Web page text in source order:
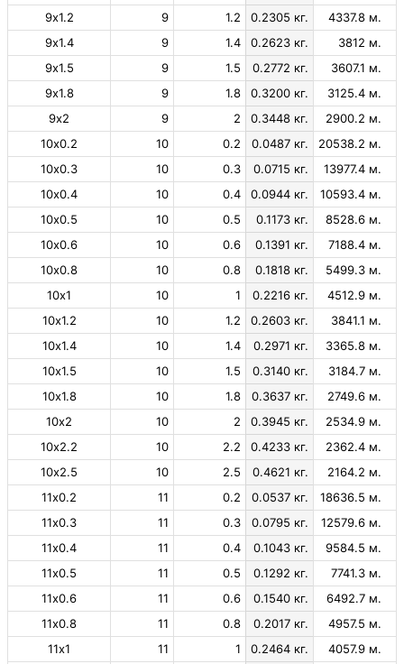
9х1.2
9 1.2 0.2305 кг.
4337.8 м.
9х1.4
9 1.4 0.2623 кг.
3812 м.
9х1.5
9 1.5 0.2772 кг.
3607.1 м.
9х1.8
9 1.8 0.3200 кг.
3125.4 м.
9х2
9 2 0.3448 кг.
2900.2 м.
10х0.2
10 0.2 0.0487 кг.
20538.2 м.
10х0.3
10 0.3 0.0715 кг.
13977.4 м.
10х0.4
10 0.4 0.0944 кг.
10593.4 м.
10х0.5
10 0.5 0.1173 кг.
8528.6 м.
10х0.6
10 0.6 0.1391 кг.
7188.4 м.
10х0.8
10 0.8 0.1818 кг.
5499.3 м.
10х1
10 1 0.2216 кг.
4512.9 м.
10х1.2
10 1.2 0.2603 кг.
3841.1 м.
10х1.4
10 1.4 0.2971 кг.
3365.8 м.
10х1.5
10 1.5 0.3140 кг.
3184.7 м.
10х1.8
10 1.8 0.3637 кг.
2749.6 м.
10х2
10 2 0.3945 кг.
2534.9 м.
10х2.2
10 2.2 0.4233 кг.
2362.4 м.
10х2.5
10 2.5 0.4621 кг.
2164.2 м.
11х0.2
11 0.2 0.0537 кг.
18636.5 м.
11х0.3
11 0.3 0.0795 кг.
12579.6 м.
11х0.4
11 0.4 0.1043 кг.
9584.5 м.
11х0.5
11 0.5 0.1292 кг.
7741.3 м.
11х0.6
11 0.6 0.1540 кг.
6492.7 м.
11х0.8
11 0.8 0.2017 кг.
4957.5 м.
11х1
11 1 0.2464 кг. 4057.9 м.